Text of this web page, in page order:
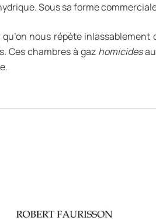
Sous sa forme commerciale
nous répète
Ces chambres à gaz homicides